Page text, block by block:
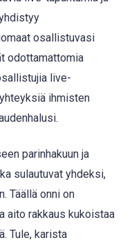
osallistuvasi
odottamattomia
live-
ihmisten
parinhakuun ja
sulautuvat yhdeksi,
Täällä onni on
aito rakkaus kukoistaa
Tule, karista